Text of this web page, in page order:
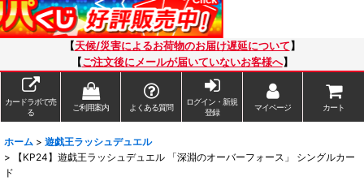
【天候/災害によるお荷物のお届け遅延について 】
【ご注文後にメールが届いていないお客様へ】
カードラボで売
る
ご利用案内 よくある質問
ログイン・新規
登録
マイページ カート
ホーム > 遊戯王ラッシュデュエル
>
【KP24】遊戯王ラッシュデュエル 「深淵のオーバーフォース」 シングルカー
ド